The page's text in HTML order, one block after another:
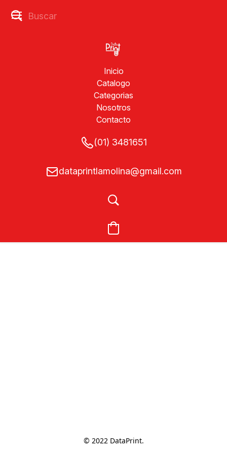
Inicio
Catalogo
Categorias
Nosotros
Contacto
(01) 3481651
dataprintlamolina@gmail.com
© 2022 DataPrint.